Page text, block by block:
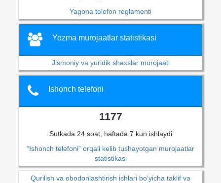
Yagona telefon reglamenti
Yozma murojaatlar statistikasi
Jismoniy va yuridik shaxslar murojaati
Ishonch telefoni
1177
Sutkada 24 soat, haftada 7 kun ishlaydi
“Ishonch telefoni” orqali kelib tushayotgan murojaatlar
statistikasi
Qurilish va obodonlashtirish ishlari bo‘yicha taklif va